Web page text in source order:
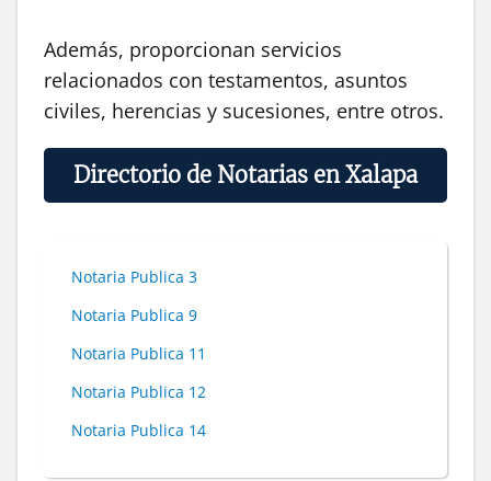
Además, proporcionan servicios
relacionados con testamentos, asuntos
civiles, herencias y sucesiones, entre otros.
Directorio de Notarias en Xalapa
Notaria Publica 3
Notaria Publica 9
Notaria Publica 11
Notaria Publica 12
Notaria Publica 14